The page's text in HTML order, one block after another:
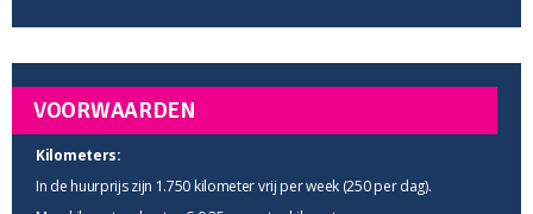
VOORWAARDEN
Kilometers:
In de huurprijs zijn 1.750 kilometer vrij per week (250 per dag).